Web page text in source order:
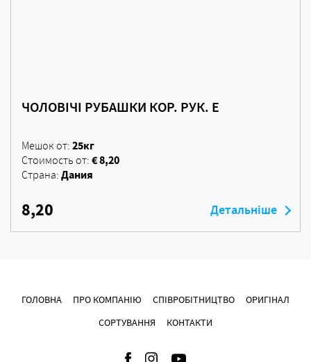
ЧОЛОВІЧІ РУБАШКИ КОР. РУК. E
Мешок от: 25кг
Стоимость от: € 8,20
Страна: Дания
8,20 Детальніше
ГОЛОВНА ПРО КОМПАНІЮ СПІВРОБІТНИЦТВО
ОРИГІНАЛ
СОРТУВАННЯ
КОНТАКТИ